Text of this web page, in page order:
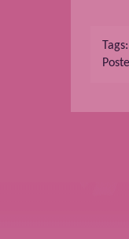
Tags: